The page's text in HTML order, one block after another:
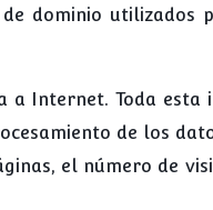
dominio utilizados
a Internet. Toda esta
de los
el número de